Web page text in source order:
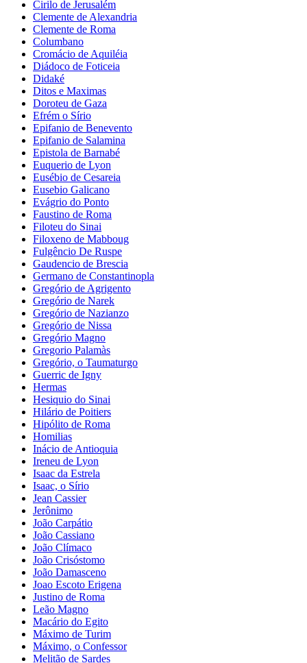
Cirilo de Jerusalém
Clemente de Alexandria
Clemente de Roma
Columbano
Cromácio de Aquiléia
Diádoco de Foticeia
Didaké
Ditos e Maximas
Doroteu de Gaza
Efrém o Sírio
Epifanio de Benevento
Epifanio de Salamina
Epistola de Barnabé
Euquerio de Lyon
Eusébio de Cesareia
Eusebio Galicano
Evágrio do Ponto
Faustino de Roma
Filoteu do Sinai
Filoxeno de Mabboug
Fulgêncio De Ruspe
Gaudencio de Brescia
Germano de Constantinopla
Gregório de Agrigento
Gregório de Narek
Gregório de Nazianzo
Gregório de Nissa
Gregório Magno
Gregorio Palamàs
Gregório, o Taumaturgo
Guerric de Igny
Hermas
Hesiquio do Sinai
Hilário de Poitiers
Hipólito de Roma
Homilias
Inácio de Antioquia
Ireneu de Lyon
Isaac da Estrela
Isaac, o Sírio
Jean Cassier
Jerônimo
João Carpátio
João Cassiano
João Clímaco
João Crisóstomo
João Damasceno
Joao Escoto Erigena
Justino de Roma
Leão Magno
Macário do Egito
Máximo de Turim
Máximo, o Confessor
Melitão de Sardes